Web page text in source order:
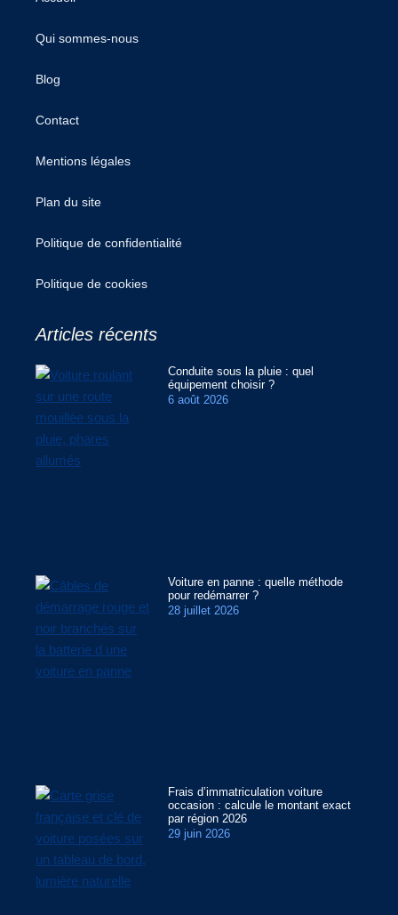
Qui sommes-nous
Blog
Contact
Mentions légales
Plan du site
Politique de confidentialité
Politique de cookies
Articles récents
Conduite sous la pluie : quel
équipement choisir ?
6 août 2026
Voiture en panne : quelle méthode
pour redémarrer ?
28 juillet 2026
Frais d’immatriculation voiture
occasion : calcule le montant exact
par région 2026
29 juin 2026